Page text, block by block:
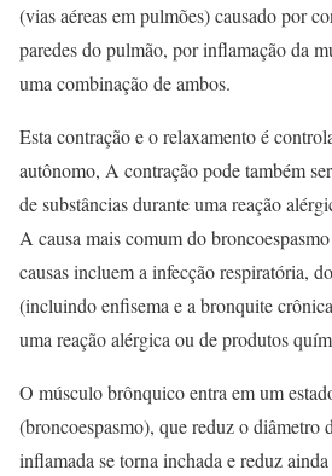
(vias aéreas em pulmões) causado por
paredes do pulmão, por inflamação da
uma combinação de ambos.
Esta contração e o relaxamento é
autônomo, A contração pode também
de substâncias durante uma reação
A causa mais comum do
causas incluem a infecção respiratória,
(incluindo enfisema e a bronquite
uma reação alérgica ou de produtos
O músculo brônquico entra em um
(broncoespasmo), que reduz o diâmetro
inflamada se torna inchada e reduz